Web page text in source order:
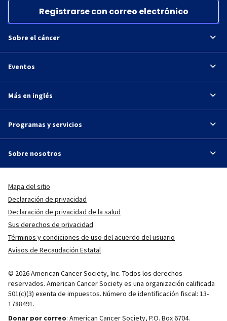
Registrarse con correo electrónico
Sobre el cáncer
Eventos
Más en inglés
Programas y servicios
Sobre nosotros
Mapa del sitio
Declaración de privacidad
Declaración de privacidad de la salud
Sus derechos de privacidad
Términos y condiciones de uso del acuerdo del usuario
Avisos de Recaudación Estatal
© 2026 American Cancer Society, Inc. Todos los derechos
reservados. American Cancer Society es una organización calificada
501(c)(3) exenta de impuestos. Número de identificación fiscal: 13-
1788491.
Donar por correo: American Cancer Society, P.O. Box 6704.